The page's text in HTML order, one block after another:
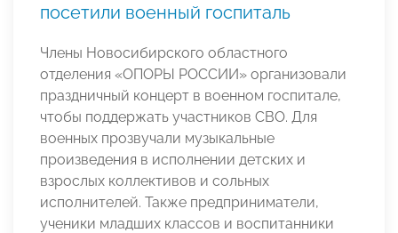
посетили военный госпиталь
Члены Новосибирского областного
отделения «ОПОРЫ РОССИИ» организовали
праздничный концерт в военном госпитале,
чтобы поддержать участников СВО. Для
военных прозвучали музыкальные
произведения в исполнении детских и
взрослых коллективов и сольных
исполнителей. Также предприниматели,
ученики младших классов и воспитанники